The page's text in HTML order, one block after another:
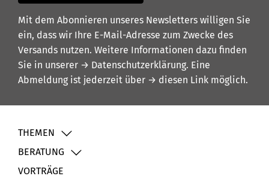
Mit dem Abonnieren unseres Newsletters willigen Sie
ein, dass wir Ihre E-Mail-Adresse zum Zwecke des
Versands nutzen. Weitere Informationen dazu finden
Sie in unserer → Datenschutzerklärung. Eine
Abmeldung ist jederzeit über → diesen Link möglich.
THEMEN
BERATUNG
VORTRÄGE